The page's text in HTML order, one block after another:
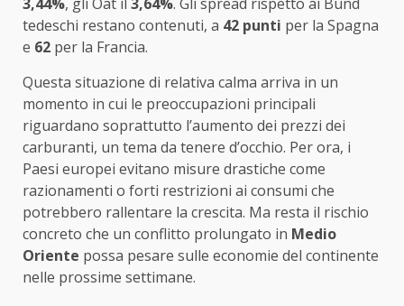
tedeschi restano contenuti, a 42 punti per la Spagna
e 62 per la Francia.
Questa situazione di relativa calma arriva in un
momento in cui le preoccupazioni principali
riguardano soprattutto l’aumento dei prezzi dei
carburanti, un tema da tenere d’occhio. Per ora, i
Paesi europei evitano misure drastiche come
razionamenti o forti restrizioni ai consumi che
potrebbero rallentare la crescita. Ma resta il rischio
concreto che un conflitto prolungato in Medio
Oriente possa pesare sulle economie del continente
nelle prossime settimane.